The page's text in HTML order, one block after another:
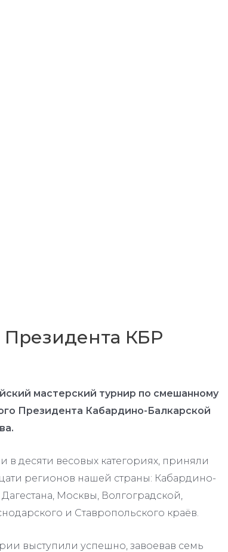
КБР
мастерский турнир по смешанному
Президента Кабардино-Балкарской
в десяти весовых категориях, приняли
регионов нашей страны: Кабардино-
Москвы, Волгоградской,
и Ставропольского краёв.
выступили успешно, завоевав семь